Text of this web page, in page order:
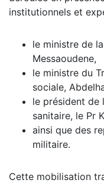
institutionnels et
le ministre de
Messaoudene,
le ministre du
sociale,
le président de
sanitaire, le Pr
ainsi que des
militaire.
Cette mobilisation